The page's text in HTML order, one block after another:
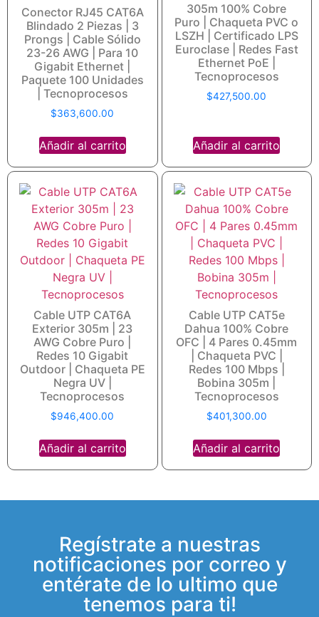
Conector RJ45 CAT6A
Blindado 2 Piezas | 3
Prongs | Cable Sólido
23-26 AWG | Para 10
Gigabit Ethernet |
Paquete 100 Unidades
| Tecnoprocesos
$363,600.00
Añadir al carrito
305m 100% Cobre
Puro | Chaqueta PVC o
LSZH | Certificado LPS
Euroclase | Redes Fast
Ethernet PoE |
Tecnoprocesos
$427,500.00
Añadir al carrito
Cable UTP CAT6A
Exterior 305m | 23
AWG Cobre Puro |
Redes 10 Gigabit
Outdoor | Chaqueta PE
Negra UV |
Tecnoprocesos
$946,400.00
Añadir al carrito
Cable UTP CAT5e
Dahua 100% Cobre
OFC | 4 Pares 0.45mm
| Chaqueta PVC |
Redes 100 Mbps |
Bobina 305m |
Tecnoprocesos
$401,300.00
Añadir al carrito
Regístrate a nuestras
notificaciones por correo y
entérate de lo ultimo que
tenemos para ti!